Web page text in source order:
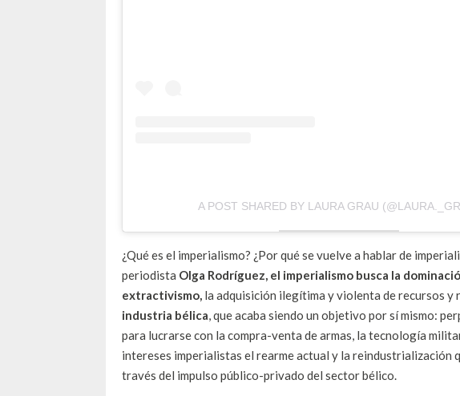
A POST SHARED BY LAURA GRAU
¿Qué es el imperialismo? ¿Por qué se vuelve a hablar de
periodista Olga Rodríguez, el imperialismo busca la
extractivismo, la adquisición ilegítima y violenta de recursos y
industria bélica, que acaba siendo un objetivo por sí mismo:
para lucrarse con la compra-venta de armas, la tecnología
intereses imperialistas el rearme actual y la reindustrialización
través del impulso público-privado del sector bélico.